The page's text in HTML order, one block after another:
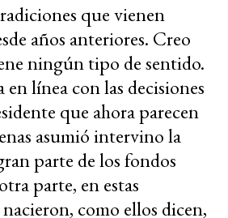
que vienen
años anteriores. Creo
ningún tipo de sentido.
en línea con las decisiones
que ahora parecen
asumió intervino la
parte de los fondos
parte, en estas
como ellos dicen,